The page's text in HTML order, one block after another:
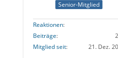
Senior-Mitglied
Reaktionen
Beiträge
Mitglied seit
21. Dez.